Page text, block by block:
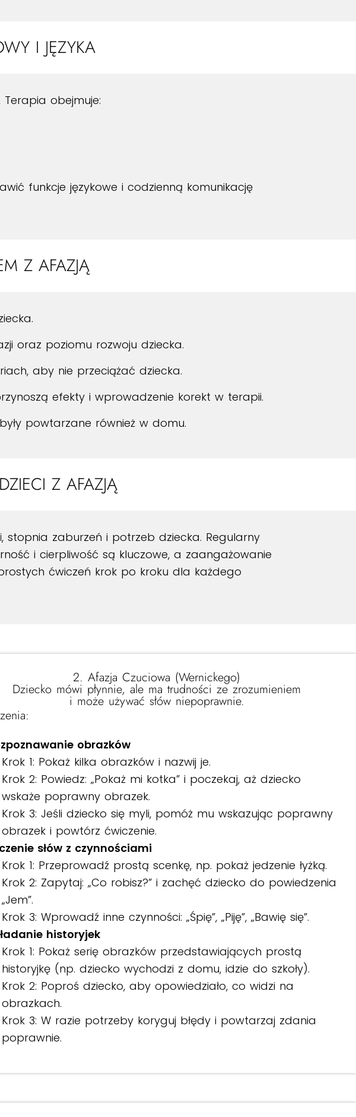
I JĘZYKA
obejmuje:
funkcje językowe i codzienną komunikację
Z AFAZJĄ
oraz poziomu rozwoju dziecka.
aby nie przeciążać dziecka.
efekty i wprowadzenie korekt w terapii.
powtarzane również w domu.
Z AFAZJĄ
zaburzeń i potrzeb dziecka. Regularny
i cierpliwość są kluczowe, a zaangażowanie
ćwiczeń krok po kroku dla każdego
2. Afazja Czuciowa (Wernickego)
Dziecko mówi płynnie, ale ma trudności ze zrozumieniem
i może używać słów niepoprawnie.
obrazków
Krok 1: Pokaż kilka obrazków i nazwij je.
Krok 2: Powiedz: „Pokaż mi kotka” i poczekaj, aż dziecko
wskaże poprawny obrazek.
Krok 3: Jeśli dziecko się myli, pomóż mu wskazując poprawny
obrazek i powtórz ćwiczenie.
słów z czynnościami
Krok 1: Przeprowadź prostą scenkę, np. pokaż jedzenie łyżką.
Krok 2: Zapytaj: „Co robisz?” i zachęć dziecko do powiedzenia
„Jem”.
Krok 3: Wprowadź inne czynności: „Śpię”, „Piję”, „Bawię się”.
historyjek
Krok 1: Pokaż serię obrazków przedstawiających prostą
historyjkę (np. dziecko wychodzi z domu, idzie do szkoły).
Krok 2: Poproś dziecko, aby opowiedziało, co widzi na
obrazkach.
Krok 3: W razie potrzeby koryguj błędy i powtarzaj zdania
poprawnie.